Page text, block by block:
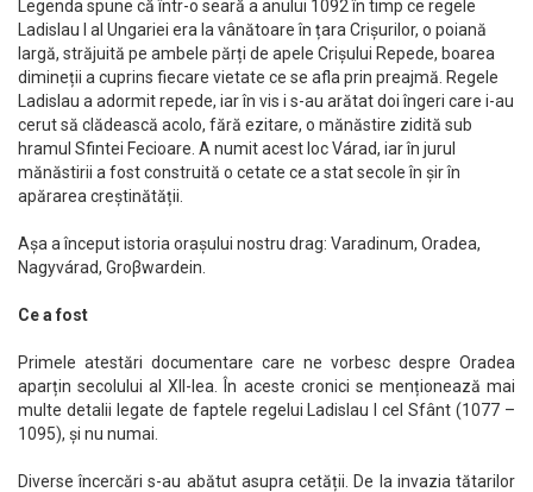
Legenda spune că într-o seară a anului 1092 în timp ce regele
Ladislau I al Ungariei era la vânătoare în țara Crișurilor, o poiană
largă, străjuită pe ambele părți de apele Crișului Repede, boarea
dimineții a cuprins fiecare vietate ce se afla prin preajmă. Regele
Ladislau a adormit repede, iar în vis i s-au arătat doi îngeri care i-au
cerut să clădească acolo, fără ezitare, o mănăstire zidită sub
hramul Sfintei Fecioare. A numit acest loc Várad, iar în jurul
mănăstirii a fost construită o cetate ce a stat secole în șir în
apărarea creștinătății.
Așa a început istoria orașului nostru drag: Varadinum, Oradea,
Nagyvárad, Groβwardein.
Ce a fost
Primele atestări documentare care ne vorbesc despre Oradea
aparțin secolului al XII-lea. În aceste cronici se menționează mai
multe detalii legate de faptele regelui Ladislau I cel Sfânt (1077 –
1095), și nu numai.
Diverse încercări s-au abătut asupra cetății. De la invazia tătarilor